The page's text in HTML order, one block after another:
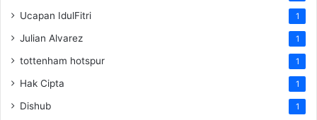
Ucapan IdulFitri 1
Julian Alvarez 1
tottenham hotspur 1
Hak Cipta 1
Dishub 1